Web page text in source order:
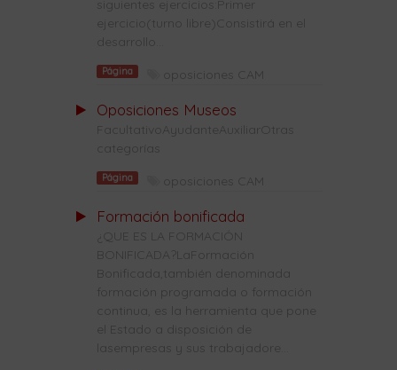
siguientes ejercicios:Primer
ejercicio(turno libre)Consistirá en el
desarrollo...
Página oposiciones CAM
Oposiciones Museos
FacultativoAyudanteAuxiliarOtras
categorías
Página oposiciones CAM
Formación bonificada
¿QUE ES LA FORMACIÓN
BONIFICADA?LaFormación
Bonificada,también denominada
formación programada o formación
continua, es la herramienta que pone
el Estado a disposición de
lasempresas y sus trabajadore...